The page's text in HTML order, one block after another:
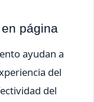
página
ayudan a
del
del